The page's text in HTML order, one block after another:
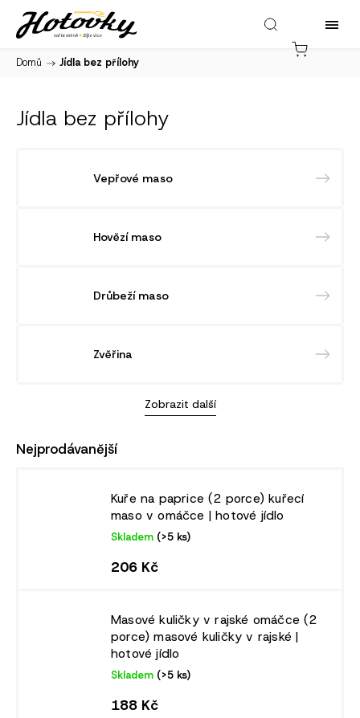
Domů / Jídla bez přílohy
Jídla bez přílohy
Vepřové maso
Hovězí maso
Drůbeží maso
Zvěřina
Zobrazit další
Nejprodávanější
Kuře na paprice (2 porce)kuřecí
maso v omáčce | hotové jídlo
Skladem (>5 ks)
206 Kč
Masové kuličky v rajské omáčce (2
porce)masové kuličky v rajské |
hotové jídlo
Skladem (>5 ks)
188 Kč